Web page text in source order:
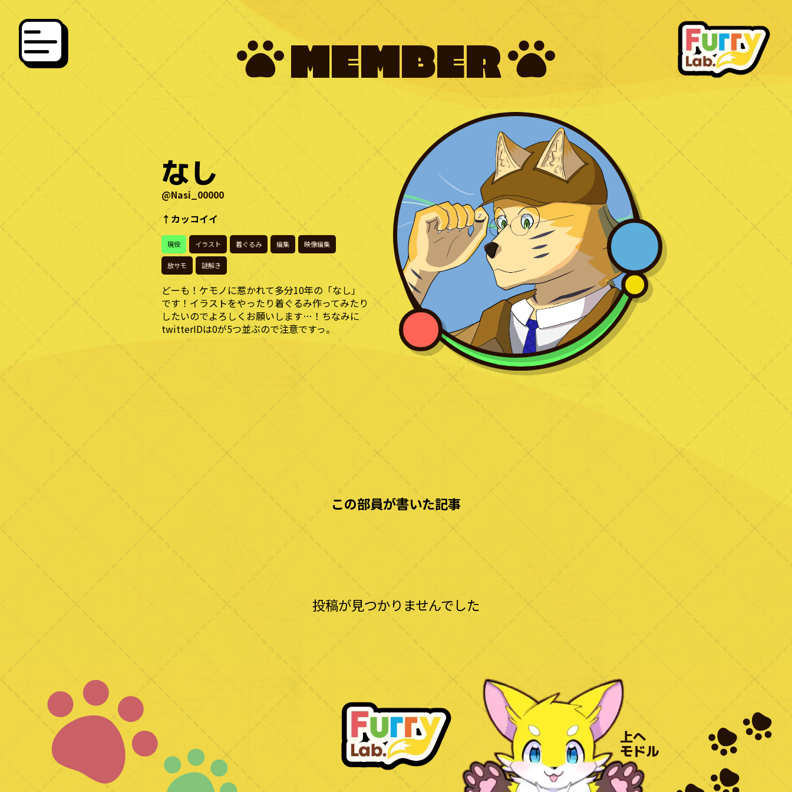
MEMBER
なし
@Nasi_00000
↑カッコイイ
現役 イラスト 着ぐるみ 編集 映像編集
放サモ 謎解き
どーも！ケモノに惹かれて多分10年の「なし」
です！イラストをやったり着ぐるみ作ってみたり
したいのでよろしくお願いします…！ちなみに
twitterIDは0が5つ並ぶので注意ですっ。
この部員が書いた記事
投稿が見つかりませんでした
上へ
モドル